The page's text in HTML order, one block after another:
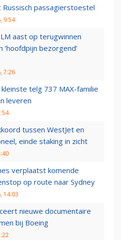
Russisch passagierstoestel
9:54
aast op terugwinnen
‘hoofdpijn bezorgend’
7:26
telg 737 MAX-familie
leveren
tussen WestJet en
einde staking in zicht
verplaatst komende
op route naar Sydney
14:03
nieuwe documentaire
bij Boeing